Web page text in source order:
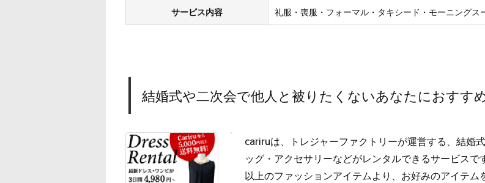
サービス内容 礼服・喪服・フォーマル・タキシード・モーニングス
結婚式や二次会で他人と被りたくないあなたにおすす
cariruは、トレジャーファクトリーが運営する、結婚
ッグ・アクセサリーなどがレンタルできるサービス
以上のファッションアイテムより、お好みのアイテム